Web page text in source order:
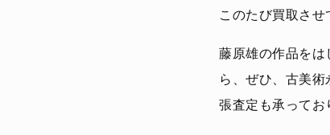
このたび買取させ
藤原雄の作品をは
ら、ぜひ、古美
張査定も承ってお